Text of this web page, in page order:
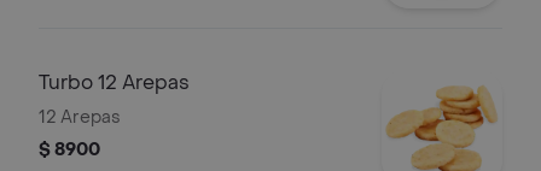
Turbo 12 Arepas
12 Arepas
$ 8900